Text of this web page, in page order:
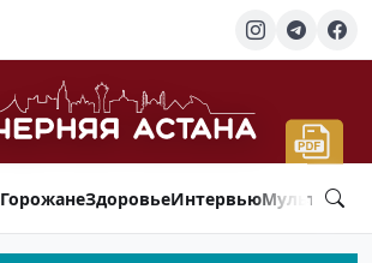
ГорожанеЗдоровьеИнтервью